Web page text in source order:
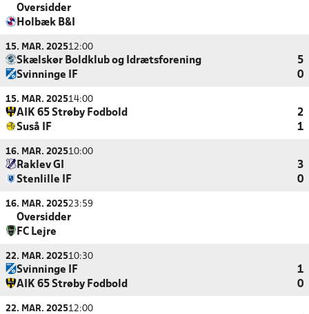
Oversidder
Holbæk B&I
15. MAR. 202512:00
Skælskør Boldklub og Idrætsforening
5
Svinninge IF
0
15. MAR. 202514:00
AIK 65 Strøby Fodbold
2
Suså IF
1
16. MAR. 202510:00
Raklev GI
3
Stenlille IF
0
16. MAR. 202523:59
Oversidder
FC Lejre
22. MAR. 202510:30
Svinninge IF
1
AIK 65 Strøby Fodbold
0
22. MAR. 202512:00